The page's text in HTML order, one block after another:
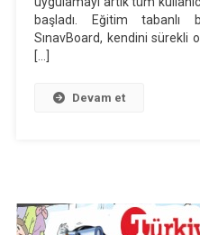
başladı. Eğitim tabanlı
SınavBoard, kendini sürekli
[…]
Devam et